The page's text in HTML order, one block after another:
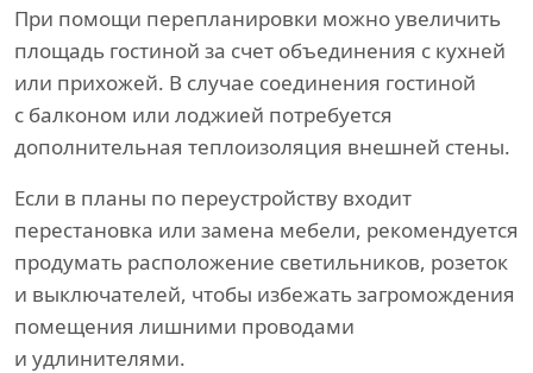
При помощи перепланировки можно увеличить
площадь гостиной за счет объединения с кухней
или прихожей. В случае соединения гостиной
с балконом или лоджией потребуется
дополнительная теплоизоляция внешней стены.
Если в планы по переустройству входит
перестановка или замена мебели, рекомендуется
продумать расположение светильников, розеток
и выключателей, чтобы избежать загромождения
помещения лишними проводами
и удлинителями.